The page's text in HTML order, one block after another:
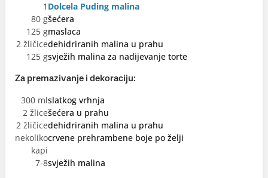
1 Dolcela Puding malina
80 gšećera
125 gmaslaca
2 žličicedehidriranih malina u prahu
125 gsvježih malina za nadijevanje torte
Za premazivanje i dekoraciju:
300 mlslatkog vrhnja
2 žlicešećera u prahu
2 žličicedehidriranih malina u prahu
nekoliko
kapi
crvene prehrambene boje po želji
7-8svježih malina